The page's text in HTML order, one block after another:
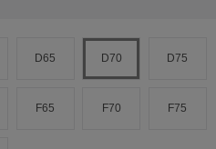
D65 D70 D75
F65 F70 F75